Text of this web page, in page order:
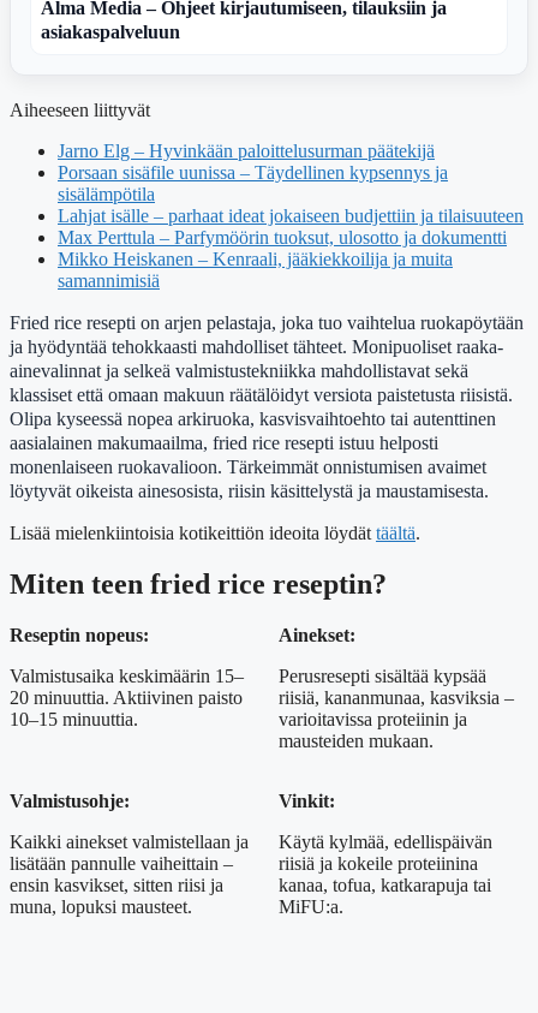
Alma Media – Ohjeet kirjautumiseen, tilauksiin ja
asiakaspalveluun
Aiheeseen liittyvät
Jarno Elg – Hyvinkään paloittelusurman päätekijä
Porsaan sisäfile uunissa – Täydellinen kypsennys ja
sisälämpötila
Lahjat isälle – parhaat ideat jokaiseen budjettiin ja tilaisuuteen
Max Perttula – Parfymöörin tuoksut, ulosotto ja dokumentti
Mikko Heiskanen – Kenraali, jääkiekkoilija ja muita
samannimisiä
Fried rice resepti on arjen pelastaja, joka tuo vaihtelua ruokapöytään
ja hyödyntää tehokkaasti mahdolliset tähteet. Monipuoliset raaka-
ainevalinnat ja selkeä valmistustekniikka mahdollistavat sekä
klassiset että omaan makuun räätälöidyt versiota paistetusta riisistä.
Olipa kyseessä nopea arkiruoka, kasvisvaihtoehto tai autenttinen
aasialainen makumaailma, fried rice resepti istuu helposti
monenlaiseen ruokavalioon. Tärkeimmät onnistumisen avaimet
löytyvät oikeista ainesosista, riisin käsittelystä ja maustamisesta.
Lisää mielenkiintoisia kotikeittiön ideoita löydättäältä.
Miten teen fried rice reseptin?
Reseptin nopeus:
Valmistusaika keskimäärin 15–
20 minuuttia. Aktiivinen paisto
10–15 minuuttia.
Ainekset:
Perusresepti sisältää kypsää
riisiä, kananmunaa, kasviksia –
varioitavissa proteiinin ja
mausteiden mukaan.
Valmistusohje:
Kaikki ainekset valmistellaan ja
lisätään pannulle vaiheittain –
ensin kasvikset, sitten riisi ja
muna, lopuksi mausteet.
Vinkit:
Käytä kylmää, edellispäivän
riisiä ja kokeile proteiinina
kanaa, tofua, katkarapuja tai
MiFU:a.